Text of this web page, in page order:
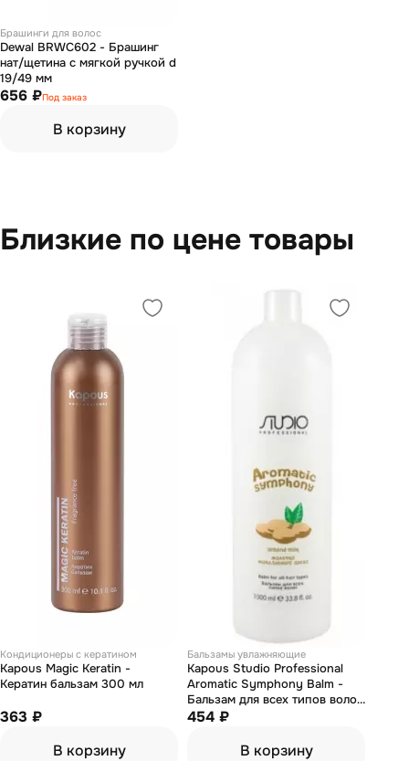
Брашинги для волос
Dewal BRWC602 - Брашинг
нат/щетина с мягкой ручкой d
19/49 мм
656 ₽Под заказ
В корзину
Близкие по цене товары
Кондиционеры с кератином
Kapous Magic Keratin -
Кератин бальзам 300 мл
363 ₽
В корзину
Бальзамы увлажняющие
Kapous Studio Professional
Aromatic Symphony Balm -
Бальзам для всех типов волос
«молочко миндального ореха»
454 ₽
В корзину